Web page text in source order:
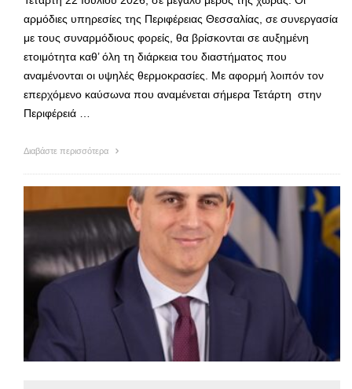
αρμόδιες υπηρεσίες της Περιφέρειας Θεσσαλίας, σε συνεργασία
με τους συναρμόδιους φορείς, θα βρίσκονται σε αυξημένη
ετοιμότητα καθ’ όλη τη διάρκεια του διαστήματος που
αναμένονται οι υψηλές θερμοκρασίες. Με αφορμή λοιπόν τον
επερχόμενο καύσωνα που αναμένεται σήμερα Τετάρτη στην
Περιφέρειά …
Διαβάστε περισσότερα